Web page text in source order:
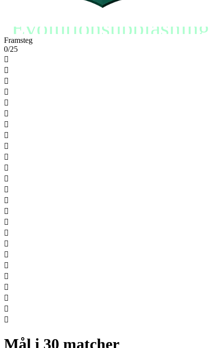
Evolutionsupplåsning
Framsteg
0/25

























Mål i 30 matcher